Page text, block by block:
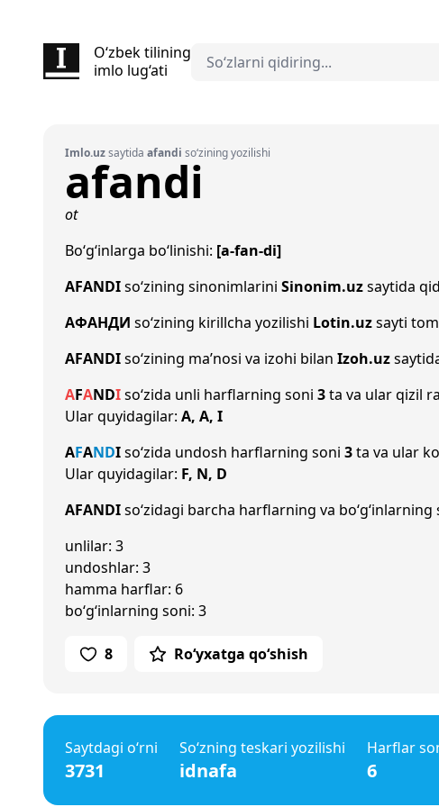
O‘zbek tilining
imlo lug‘ati
Imlo.uzsaytida afandi so‘zining yozilishi
afandi
ot
Bo‘g‘inlarga bo‘linishi: [a-fan-di]
AFANDIso‘zining sinonimlarini Sinonim.uzsaytida
АФАНДИ so‘zining kirillcha yozilishi Lotin.uzsayti
AFANDIso‘zining ma’nosi va izohi bilan Izoh.uz
AFANDIso‘zida unli harflarning soni 3ta va ular qizil
Ular quyidagilar: A, A, I
AFANDIso‘zida undosh harflarning soni 3ta va ular
Ular quyidagilar: F, N, D
AFANDIso‘zidagi barcha harflarning va bo‘g‘inlarning
unlilar: 3
undoshlar: 3
hamma harflar: 6
bo‘g‘inlarning soni: 3
8 Ro‘yxatga qo‘shish
Saytdagi o‘rni
3731
So‘zning teskari yozilishi
idnafa
Harflar
6